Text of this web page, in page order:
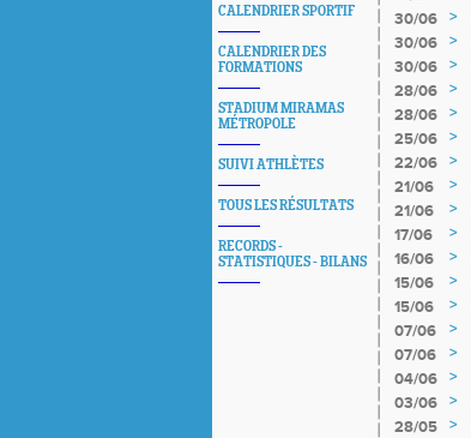
CALENDRIER SPORTIF
CALENDRIER DES
FORMATIONS
STADIUM MIRAMAS
MÉTROPOLE
SUIVI ATHLÈTES
TOUS LES RÉSULTATS
RECORDS -
STATISTIQUES - BILANS
30/06
>
30/06 >
30/06
>
28/06
>
28/06
>
25/06
>
22/06
>
21/06
>
21/06
>
17/06
>
16/06
>
15/06
>
15/06 >
07/06
>
07/06
>
04/06
>
03/06
>
28/05 >